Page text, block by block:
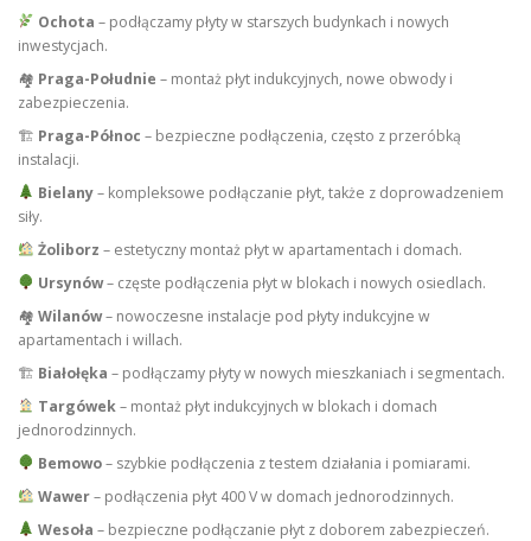
Ochota – podłączamy płyty w starszych budynkach i nowych
inwestycjach.
🏘 Praga-Południe – montaż płyt indukcyjnych, nowe obwody i
zabezpieczenia.
🏗 Praga-Północ – bezpieczne podłączenia, często z przeróbką
instalacji.
Bielany– kompleksowe podłączanie płyt, także z doprowadzeniem
siły.
Żoliborz – estetyczny montaż płyt w apartamentach i domach.
Ursynów– częste podłączenia płyt w blokach i nowych osiedlach.
🏘 Wilanów– nowoczesne instalacje pod płyty indukcyjne w
apartamentach i willach.
🏗 Białołęka – podłączamy płyty w nowych mieszkaniach i segmentach.
Targówek– montaż płyt indukcyjnych w blokach i domach
jednorodzinnych.
Bemowo– szybkie podłączenia z testem działania i pomiarami.
Wawer– podłączenia płyt 400 V w domach jednorodzinnych.
Wesoła – bezpieczne podłączanie płyt z doborem zabezpieczeń.